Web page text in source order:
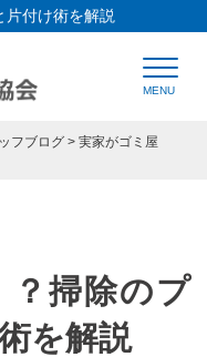
付け術を解説
は
いて
フブログ > 実家がゴミ屋
？掃除のプ
を解説